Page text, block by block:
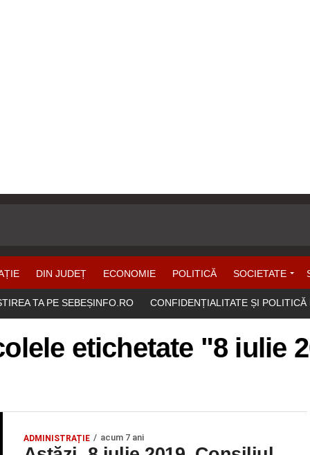
DIN JUDEȚ ECONOMIE POLITICĂ SOCIETATE
TA PE SEBEȘINFO.RO CONFIDENȚIALITATE ȘI POLITICĂ
etichetate "8 iulie
ADMINISTRAȚIE acum 7 ani